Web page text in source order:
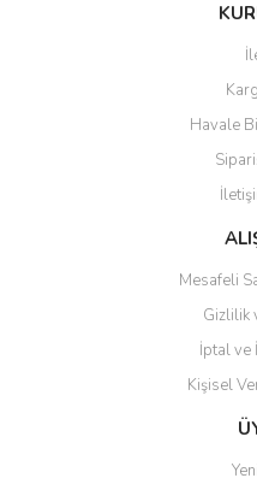
Havale
Mesafeli
Gizlilik
İptal ve
Kişisel